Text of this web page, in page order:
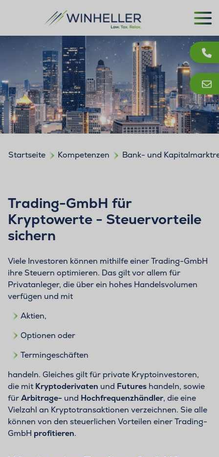
Startseite Kompetenzen Bank- und
Trading-GmbH für
Kryptowerte - Steuervorteile
sichern
Viele Investoren können mithilfe einer Trading-GmbH
ihre Steuern optimieren. Das gilt vor allem für
Privatanleger, die über ein hohes Handelsvolumen
verfügen und mit
Aktien,
Optionen oder
Termingeschäften
handeln. Gleiches gilt für private Kryptoinvestoren,
die mit Kryptoderivaten und Futures handeln, sowie
fürArbitrage- und Hochfrequenzhändler, die eine
Vielzahl an Kryptotransaktionen verzeichnen. Sie alle
können von den steuerlichen Vorteilen einer Trading-
GmbH profitieren.